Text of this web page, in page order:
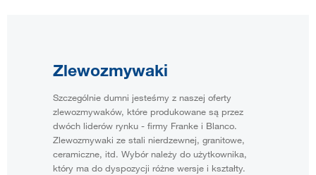
Zlewozmywaki
Szczególnie dumni jesteśmy z naszej oferty
zlewozmywaków, które produkowane są przez
dwóch liderów rynku - firmy Franke i Blanco.
Zlewozmywaki ze stali nierdzewnej, granitowe,
ceramiczne, itd. Wybór należy do użytkownika,
który ma do dyspozycji różne wersje i kształty.